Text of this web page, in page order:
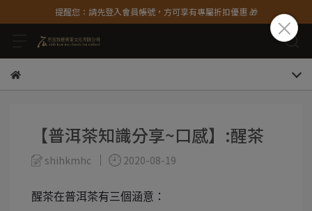
提醒您：請先登入會員帳號，方可享有專屬折扣優惠 🎁
【普洱茶知識分享~口感】:醒茶
shihkmhc 2020-08-19
醒茶在普洱茶有三個涵意：